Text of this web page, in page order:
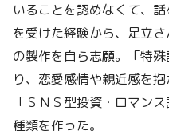
いることを認めなくて、
を受けた経験から、足立
の製作を自ら志願。「特
り、恋愛感情や親近感を
「ＳＮＳ型投資・ロマン
種類を作った。